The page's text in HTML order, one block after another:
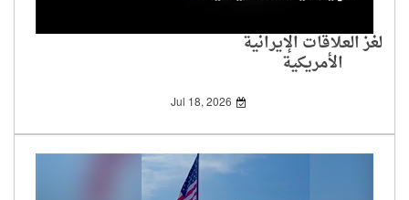
لغز العلاقات الإيرانية
الأمريكية
Jul 18, 2026